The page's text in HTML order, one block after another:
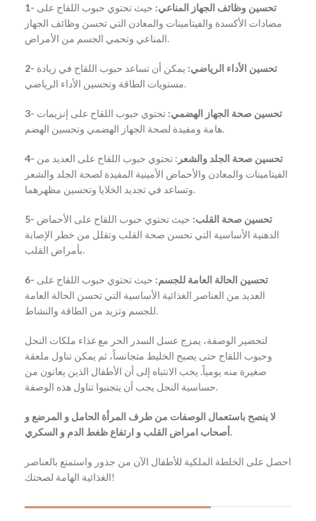
1- تحسين وظائف الجهاز المناعي: حيث تحتوي حبوب اللقاح على
مضادات الأكسدة والفيتامينات والمعادن التي تحسن وظائف الجهاز
المناعي وتحمي الجسم من الأمراض.
2- تحسين الأداء الرياضي: يمكن أن تساعد حبوب اللقاح في زيادة
مستويات الطاقة وتحسين الأداء الرياضي.
3- تحسين صحة الجهاز الهضمي: تحتوي حبوب اللقاح على إنزيمات
هامة ومفيدة لصحة الجهاز الهضمي وتحسين الهضم.
4- تحسين صحة الجلد والشعر : تحتوي حبوب اللقاح على العديد من
الفيتامينات والمعادن والأحماض الأمينية المفيدة لصحة الجلد والشعر
وتساعد في تجديد الخلايا وتحسين مظهرهما.
5- تحسين صحة القلب: حيث تحتوي حبوب اللقاح على الأحماض
الدهنية الأساسية التي تحسن صحة القلب وتقلل من خطر الإصابة
بأمراض القلب.
6- تحسين الحالة العامة للجسم: حيث تحتوي حبوب اللقاح على
العديد من العناصر الغذائية الأساسية التي تحسن الحالة العامة
للجسم وتزيد من الطاقة والنشاط.
لتحضير الوصفة، يمزج عسل السدر الحر مع غذاء ملكات النحل
وحبوب اللقاح حتى يصبح الخليط متجانساً، ثم يمكن تناول ملعقة
صغيرة منه يومياً. يجب الانتباه إلى أن الأطفال الذين يعانون من
حساسية النحل يجب أن يتجنبوا تناول هذه الوصفة.
لا ينصح باستعمال الوصفات من طرف المرأة الحامل و المرضع و
أصحاب امراض القلب و ارتفاع ظغط الدم و السكري.
احصل على الخلطة الملكية للأطفال الآن من جذور واستمتع بالعناصر
الغذائية الهامة لصحتك!